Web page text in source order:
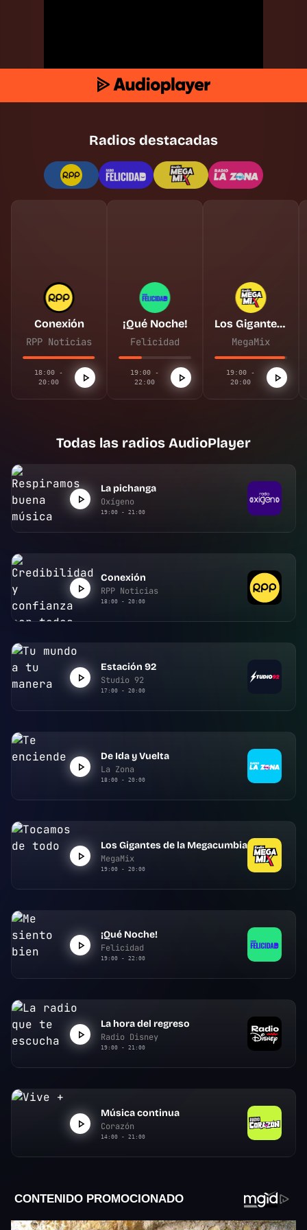
Radios destacadas
Conexión
RPP Noticias
18:00 -
20:00
¡Qué Noche!
Felicidad
19:00 -
22:00
Los Gigantes de la Megacumbia
MegaMix
19:00 -
20:00
Todas las radios AudioPlayer
La pichanga
Oxígeno
19:00 - 21:00
Conexión
RPP Noticias
18:00 - 20:00
Estación 92
Studio 92
17:00 - 20:00
De Ida y Vuelta
La Zona
18:00 - 20:00
Los Gigantes de la Megacumbia
MegaMix
19:00 - 20:00
¡Qué Noche!
Felicidad
19:00 - 22:00
La hora del regreso
Radio Disney
19:00 - 21:00
Música continua
Corazón
14:00 - 21:00